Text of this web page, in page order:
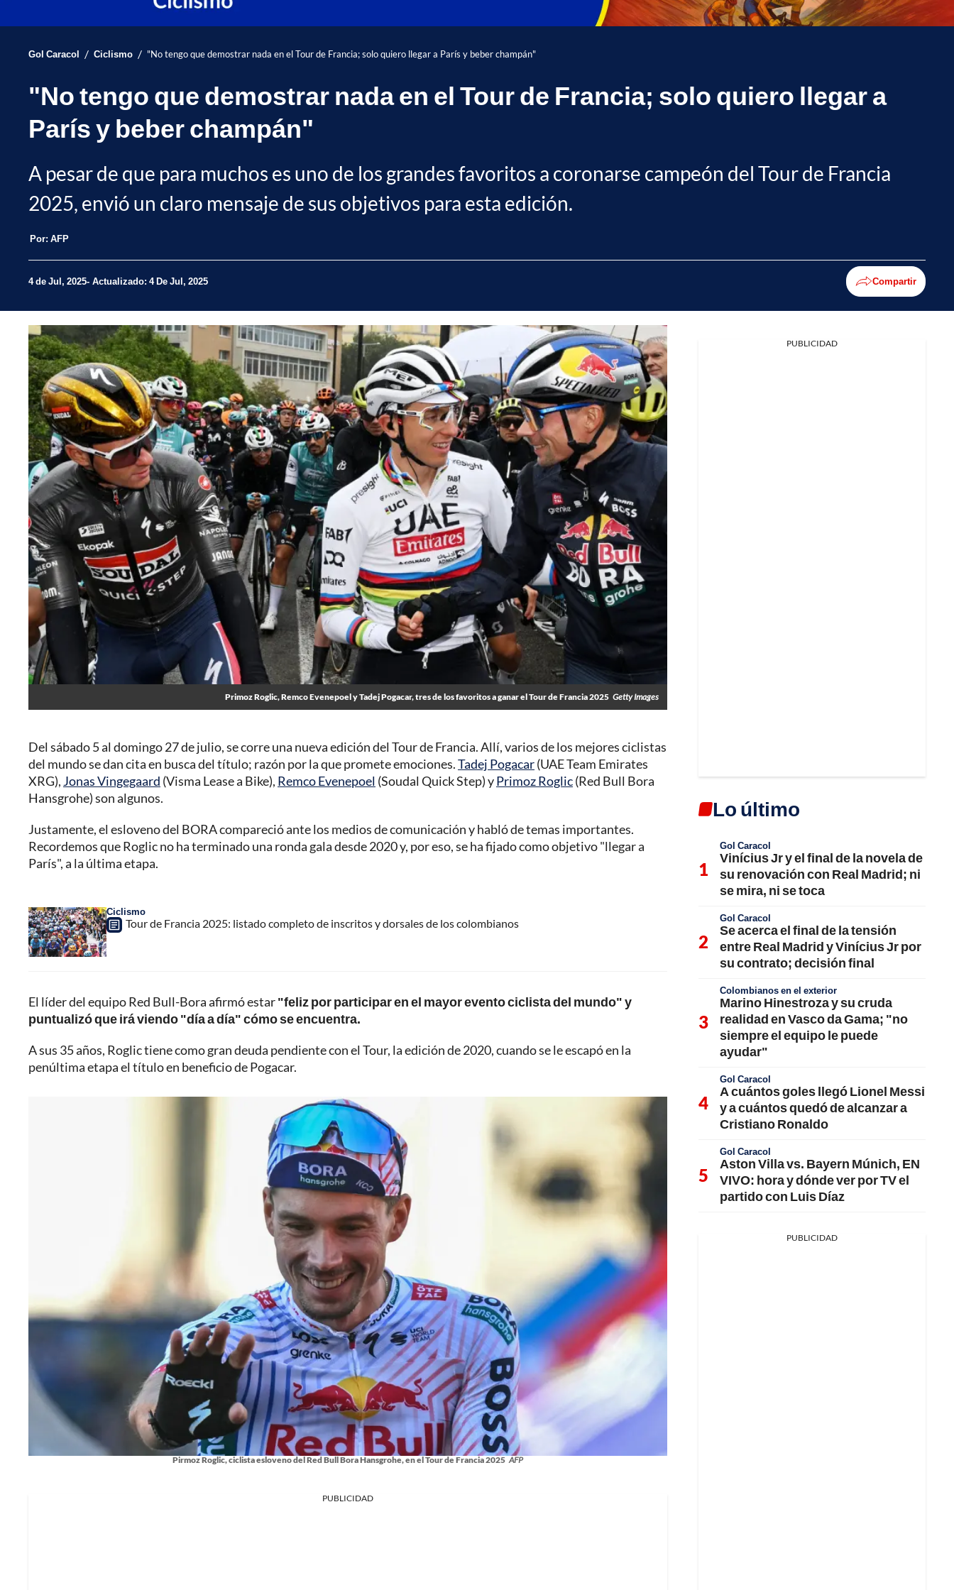
Gol Caracol / Ciclismo / "No tengo que demostrar nada en el Tour de Francia; solo quiero llegar a París y beber champán"
"No tengo que demostrar nada en el Tour de Francia; solo quiero llegar a
París y beber champán"
A pesar de que para muchos es uno de los grandes favoritos a coronarse campeón del Tour de Francia
2025, envió un claro mensaje de sus objetivos para esta edición.
Por: AFP
4 de Jul, 2025 Actualizado: 4 De Jul, 2025 Compartir
Primoz Roglic, Remco Evenepoel y Tadej Pogacar, tres de los favoritos a ganar el Tour de Francia 2025 Getty Images
Del sábado 5 al domingo 27 de julio, se corre una nueva edición del Tour de Francia. Allí, varios de los mejores ciclistas
del mundo se dan cita en busca del título; razón por la que promete emociones.Tadej Pogacar(UAE Team Emirates
XRG), Jonas Vingegaard (Visma Lease a Bike), Remco Evenepoel (Soudal Quick Step) yPrimoz Roglic(Red Bull Bora
Hansgrohe) son algunos.
Justamente, el esloveno del BORA compareció ante los medios de comunicación y habló de temas importantes.
Recordemos que Roglic no ha terminado una ronda gala desde 2020 y, por eso, se ha fijado como objetivo "llegar a
París", a la última etapa.
Ciclismo
Tour de Francia 2025: listado completo de inscritos y dorsales de los colombianos
El líder del equipo Red Bull-Bora afirmó estar"feliz por participar en el mayor evento ciclista del mundo" y
puntualizó que irá viendo "día a día" cómo se encuentra.
A sus 35 años, Roglic tiene como gran deuda pendiente con el Tour, la edición de 2020, cuando se le escapó en la
penúltima etapa el título en beneficio de Pogacar.
Pirmoz Roglic, ciclista esloveno del Red Bull Bora Hansgrohe, en el Tour de Francia 2025 AFP
PUBLICIDAD
PUBLICIDAD
Lo último
Gol Caracol
Vinícius Jr y el final de la novela de
su renovación con Real Madrid; ni
se mira, ni se toca
Gol Caracol
Se acerca el final de la tensión
entre Real Madrid y Vinícius Jr por
su contrato; decisión final
Colombianos en el exterior
Marino Hinestroza y su cruda
realidad en Vasco da Gama; "no
siempre el equipo le puede
ayudar"
Gol Caracol
A cuántos goles llegó Lionel Messi
y a cuántos quedó de alcanzar a
Cristiano Ronaldo
Gol Caracol
Aston Villa vs. Bayern Múnich, EN
VIVO: hora y dónde ver por TV el
partido con Luis Díaz
PUBLICIDAD